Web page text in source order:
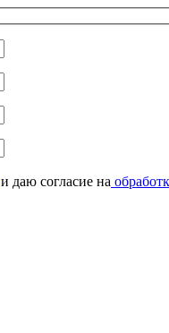
и даю согласие на